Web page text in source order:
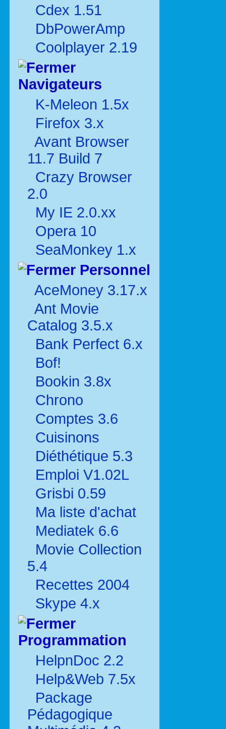
Cdex 1.51
DbPowerAmp
Coolplayer 2.19
Navigateurs
K-Meleon 1.5x
Firefox 3.x
Avant Browser
11.7 Build 7
Crazy Browser
2.0
My IE 2.0.xx
Opera 10
SeaMonkey 1.x
Personnel
AceMoney 3.17.x
Ant Movie
Catalog 3.5.x
Bank Perfect 6.x
Bof!
Bookin 3.8x
Chrono
Comptes 3.6
Cuisinons
Diéthétique 5.3
Emploi V1.02L
Grisbi 0.59
Ma liste d'achat
Mediatek 6.6
Movie Collection
5.4
Recettes 2004
Skype 4.x
Programmation
HelpnDoc 2.2
Help&Web 7.5x
Package
Pédagogique